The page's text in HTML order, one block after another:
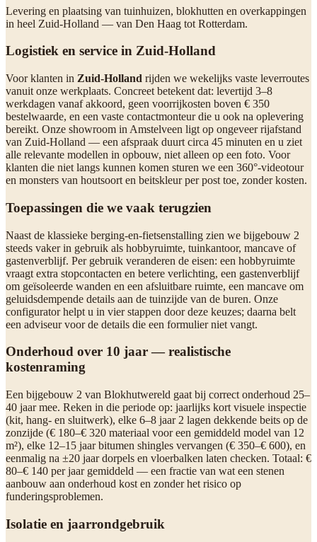
Levering en plaatsing van tuinhuizen, blokhutten en overkappingen
in heel Zuid-Holland — van Den Haag tot Rotterdam.
Logistiek en service in Zuid-Holland
Voor klanten in Zuid-Holland rijden we wekelijks vaste leverroutes
vanuit onze werkplaats. Concreet betekent dat: levertijd 3–8
werkdagen vanaf akkoord, geen voorrijkosten boven € 350
bestelwaarde, en een vaste contactmonteur die u ook na oplevering
bereikt. Onze showroom in Amstelveen ligt op ongeveer rijafstand
van Zuid-Holland — een afspraak duurt circa 45 minuten en u ziet
alle relevante modellen in opbouw, niet alleen op een foto. Voor
klanten die niet langs kunnen komen sturen we een 360°-videotour
en monsters van houtsoort en beitskleur per post toe, zonder kosten.
Toepassingen die we vaak terugzien
Naast de klassieke berging-en-fietsenstalling zien we bijgebouw 2
steeds vaker in gebruik als hobbyruimte, tuinkantoor, mancave of
gastenverblijf. Per gebruik veranderen de eisen: een hobbyruimte
vraagt extra stopcontacten en betere verlichting, een gastenverblijf
om geïsoleerde wanden en een afsluitbare ruimte, een mancave om
geluidsdempende details aan de tuinzijde van de buren. Onze
configurator helpt u in vier stappen door deze keuzes; daarna belt
een adviseur voor de details die een formulier niet vangt.
Onderhoud over 10 jaar — realistische
kostenraming
Een bijgebouw 2 van Blokhutwereld gaat bij correct onderhoud 25–
40 jaar mee. Reken in die periode op: jaarlijks kort visuele inspectie
(kit, hang- en sluitwerk), elke 6–8 jaar 2 lagen dekkende beits op de
zonzijde (€ 180–€ 320 materiaal voor een gemiddeld model van 12
m²), elke 12–15 jaar bitumen shingles vervangen (€ 350–€ 600), en
eenmalig na ±20 jaar dorpels en vloerbalken laten checken. Totaal: €
80–€ 140 per jaar gemiddeld — een fractie van wat een stenen
aanbouw aan onderhoud kost en zonder het risico op
funderingsproblemen.
Isolatie en jaarrondgebruik